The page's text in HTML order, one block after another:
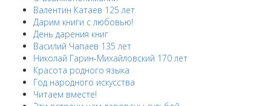
Валентин Катаев 125 лет
Дарим книги с любовью!
День дарения книг
Василий Чапаев 135 лет
Николай Гарин-Михайловский 170 лет
Красота родного языка
Год народного искусства
Читаем вместе!